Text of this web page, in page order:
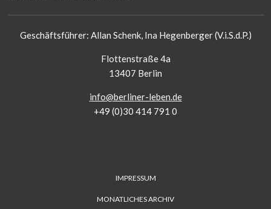
Geschäftsführer: Allan Schenk, Ina Hegenberger (V.i.S.d.P.)
Flottenstraße 4a
13407 Berlin
info@berliner-leben.de
+49 (0)30 414 791 0
IMPRESSUM
MONATLICHES ARCHIV